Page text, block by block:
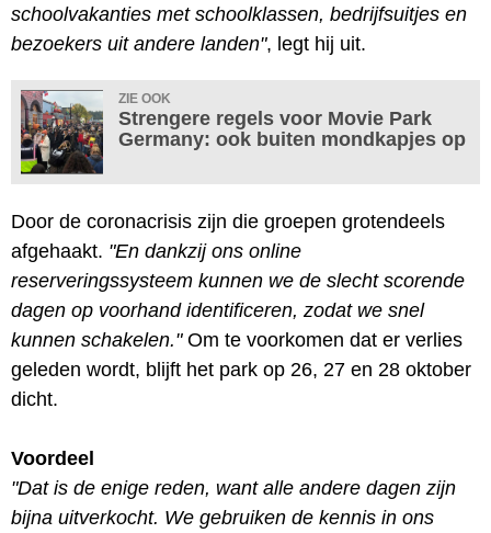
schoolvakanties met schoolklassen, bedrijfsuitjes en
bezoekers uit andere landen", legt hij uit.
ZIE OOK
Strengere regels voor Movie Park
Germany: ook buiten mondkapjes op
Door de coronacrisis zijn die groepen grotendeels
afgehaakt. "En dankzij ons online
reserveringssysteem kunnen we de slecht scorende
dagen op voorhand identificeren, zodat we snel
kunnen schakelen."Om te voorkomen dat er verlies
geleden wordt, blijft het park op 26, 27 en 28 oktober
dicht.
Voordeel
"Dat is de enige reden, want alle andere dagen zijn
bijna uitverkocht. We gebruiken de kennis in ons